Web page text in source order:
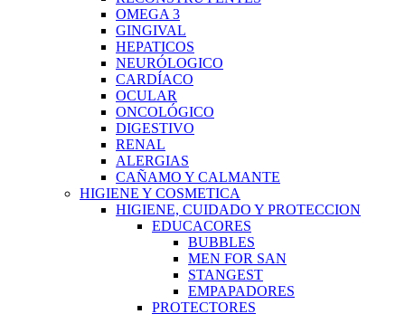
OMEGA 3
GINGIVAL
HEPATICOS
NEURÓLOGICO
CARDÍACO
OCULAR
ONCOLÓGICO
DIGESTIVO
RENAL
ALERGIAS
CAÑAMO Y CALMANTE
HIGIENE Y COSMETICA
HIGIENE, CUIDADO Y PROTECCION
EDUCACORES
BUBBLES
MEN FOR SAN
STANGEST
EMPAPADORES
PROTECTORES